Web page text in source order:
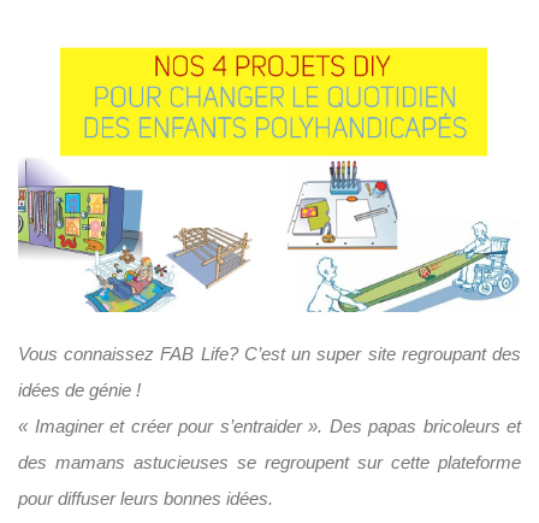
Vous connaissez FAB Life? C’est un super site regroupant des
idées de génie !
« Imaginer et créer pour s’entraider ». Des papas bricoleurs et
des mamans astucieuses se regroupent sur cette plateforme
pour diffuser leurs bonnes idées.